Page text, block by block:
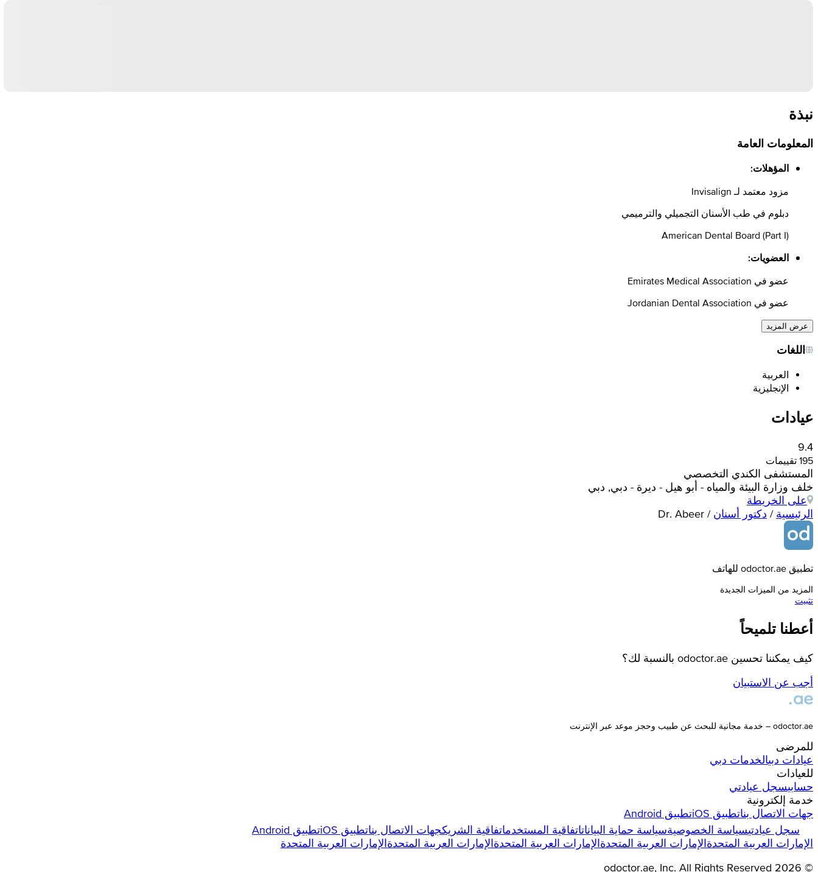
نبذة
المعلومات العامة
المؤهلات:
مزود معتمد لـ Invisalign
دبلوم في طب الأسنان التجميلي والترميمي
American Dental Board (Part I)
العضويات:
عضو في Emirates Medical Association
عضو في Jordanian Dental Association
عرض المزيد
اللغات
العربية
الإنجليزية
عيادات
9.4
195 تقييمات
المستشفى الكندي التخصصي
خلف وزارة البيئة والمياه - أبو هيل - ديرة - دبي, دبي
على الخريطة
الرئيسية / دكتور أسنان /
Dr. Abeer
تطبيق odoctor.ae للهاتف
المزيد من الميزات الجديدة
تثبيت
أعطنا تلميحاً
كيف يمكننا تحسين odoctor.ae بالنسبة لك؟
أجب عن الاستبيان
odoctor.ae – خدمة مجانية للبحث عن طبيب وحجز موعد عبر الإنترنت
للمرضى
عيادات دبيالخدمات دبي
للعيادات
حسابيسجل عيادتي
خدمة إلكترونية
جهات الاتصال بناتطبيق iOS
تطبيق Android
سجل عيادتيسياسة الخصوصيةسياسة حماية البياناتاتفاقية المستخدماتفاقية الشريكجهات الاتصال بناتطبيق iOS
تطبيق Android
الإمارات العربية المتحدةالإمارات العربية المتحدةالإمارات العربية المتحدةالإمارات العربية المتحدةالإمارات العربية المتحدة
©
2026
odoctor.ae, Inc. All Rights Reserved